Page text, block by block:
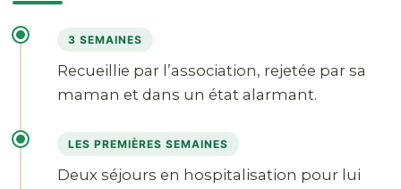
3 SEMAINES
Recueillie par l’association, rejetée par sa
maman et dans un état alarmant.
LES PREMIÈRES SEMAINES
Deux séjours en hospitalisation pour lui